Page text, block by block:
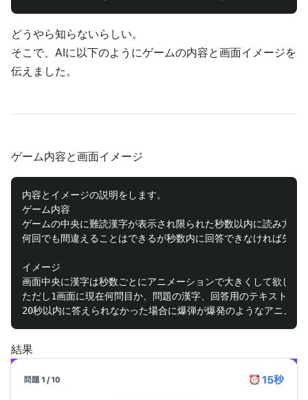
どうやら知らないらしい。
そこで、AIに以下のようにゲームの内容と画面イメージを
伝えました。
ゲーム内容と画面イメージ
内容とイメージの説明をします。
ゲーム内容
ゲームの中央に難読漢字が表示され限られた秒数以内に読み方を
何回でも間違えることはできるが秒数内に回答できなければ失敗
イメージ
画面中央に漢字は秒数ごとにアニメーションで大きくして欲しい
ただし1画面に現在何問目か、問題の漢字、回答用のテキストボ
結果